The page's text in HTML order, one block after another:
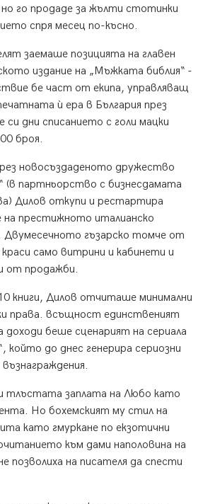
го продаде за жълти стотинки
спря месец по-късно.
заемаше позицията на главен
издание на „Мъжката библия“ -
бе част от екипа, управляващ
ѝ ера в България през
си дни списанието с голи мацки
броя.
новосъздаденото дружество
(в партньорство с бизнесдамата
Дилов откупи и рестартира
на престижното италианско
Двумесечното гъзарско томче от
само витрини и кабинети и
от продажби.
книги, Дилов отчиташе минимални
права. всъщност единственият
доходи беше сценарият на сериала
който до днес генерира сериозни
тлъстата заплата на Любо като
Но бохемският му стил на
като гмуркане по екзотични
към дами наполовина на
позволиха на писателя да спести